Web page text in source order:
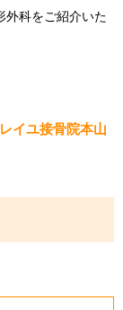
外科をご紹介いた
イユ接骨院本山